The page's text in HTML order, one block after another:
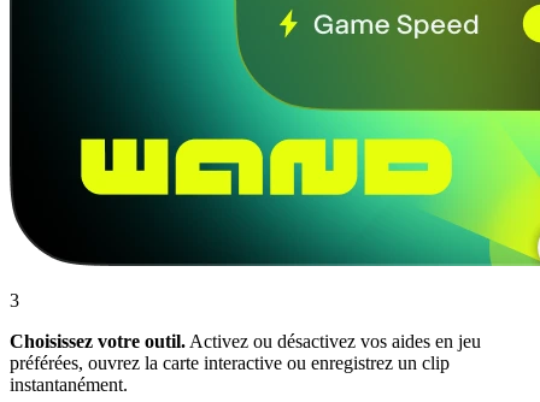
3
Choisissez votre outil. Activez ou désactivez vos aides en jeu
préférées, ouvrez la carte interactive ou enregistrez un clip
instantanément.